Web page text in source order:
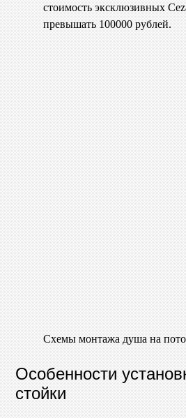
стоимость эксклюзивных
превышать 100000 рублей.
Схемы монтажа душа на
Особенности
стойки